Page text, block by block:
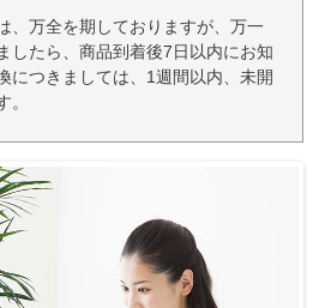
、万全を期しておりますが、万一
したら、商品到着後7日以内にお知
につきましては、1週間以内、未開
。